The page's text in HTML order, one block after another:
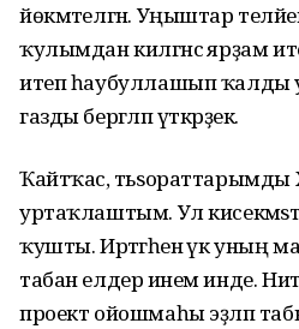
йөкмәтелгән. Уңыштар
ҡулымдан килгәнсә ярҙам
итеп һаубуллашып ҡалды
газды бергәләп үткәрҙек.
Ҡайтҡас, тәьѕораттарымды
уртаҡлаштым. Ул
ҡушты. Иртәгәһенә үк уның
табан елдерә инем инде.
проект ойошмаһы эҙләп